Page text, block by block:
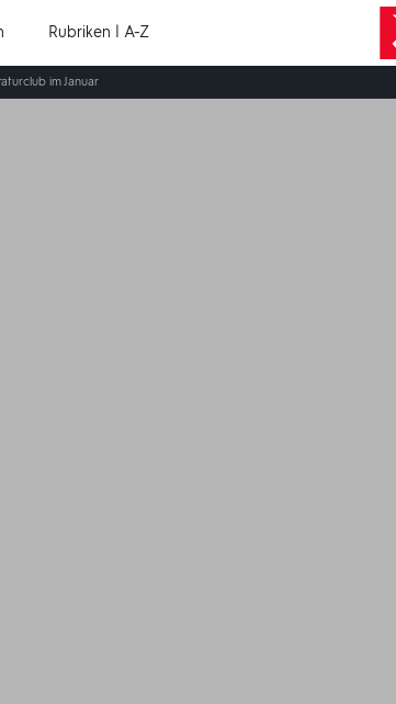
Rubriken | A-Z
im Januar